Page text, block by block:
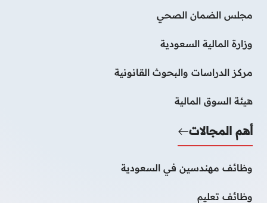
مجلس الضمان الصحي
وزارة المالية السعودية
مركز الدراسات والبحوث القانونية
هيئة السوق المالية
أهم المجالات
وظائف مهندسين في السعودية
وظائف تعليم